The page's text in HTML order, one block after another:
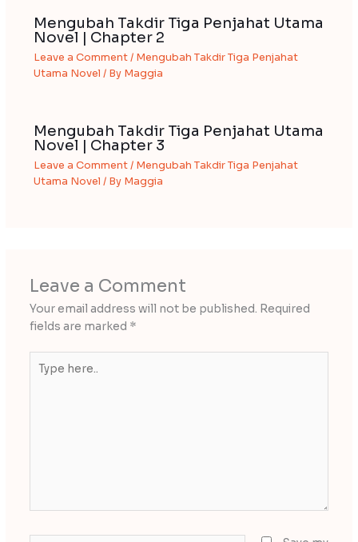
Mengubah Takdir Tiga Penjahat Utama
Novel | Chapter 2
Leave a Comment / Mengubah Takdir Tiga Penjahat
Utama Novel / By Maggia
Mengubah Takdir Tiga Penjahat Utama
Novel | Chapter 3
Leave a Comment / Mengubah Takdir Tiga Penjahat
Utama Novel / By Maggia
Leave a Comment
Your email address will not be published. Required
fields are marked *
here..